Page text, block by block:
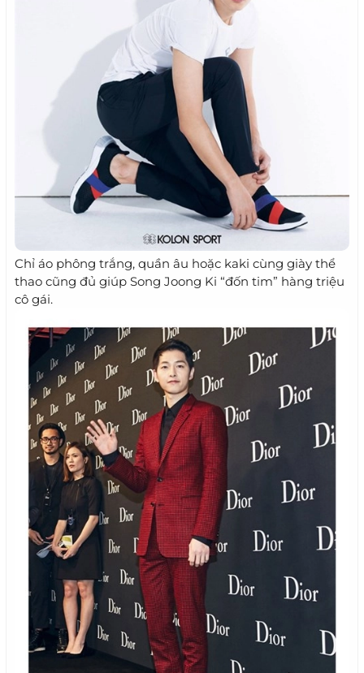
Chỉ áo phông trắng, quần âu hoặc kaki cùng giày thể
thao cũng đủ giúp Song Joong Ki “đốn tim” hàng triệu
cô gái.